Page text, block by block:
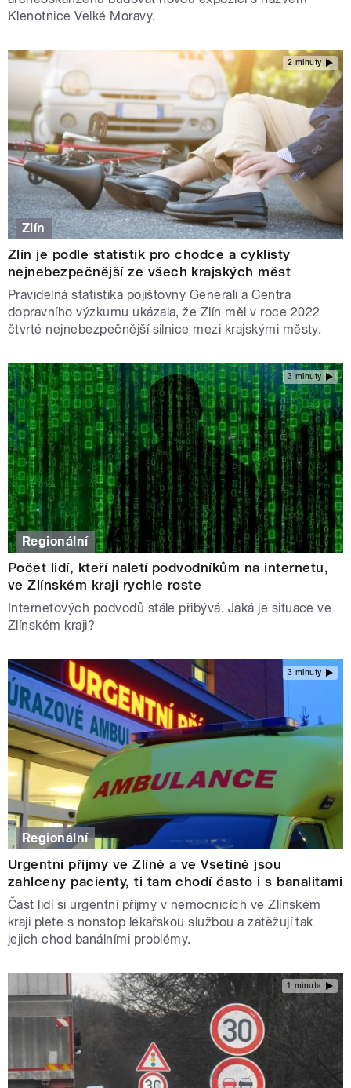
Klenotnice Velké Moravy.
2 minuty
Zlín
Zlín je podle statistik pro chodce a cyklisty
nejnebezpečnější ze všech krajských měst
Pravidelná statistika pojišťovny Generali a Centra
dopravního výzkumu ukázala, že Zlín měl v roce 2022
čtvrté nejnebezpečnější silnice mezi krajskými městy.
3 minuty
Regionální
Počet lidí, kteří naletí podvodníkům na internetu,
ve Zlínském kraji rychle roste
Internetových podvodů stále přibývá. Jaká je situace ve
Zlínském kraji?
3 minuty
Regionální
Urgentní příjmy ve Zlíně a ve Vsetíně jsou
zahlceny pacienty, ti tam chodí často i s banalitami
Část lidí si urgentní příjmy v nemocnicích ve Zlínském
kraji plete s nonstop lékařskou službou a zatěžují tak
jejich chod banálními problémy.
1 minuta